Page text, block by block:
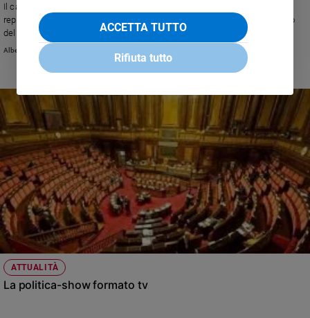
Il cardinale messo in discussione per le sue "aperture" puntualizza e
replica: "C'è chi vuole marcare in anticipo una linea rossa e farsi maestro
del Sinodo. Ma così diventa tutto una farsa. La discussione è molto più
ampia del tema divorziati e risposati".
Alberto Bobbio
ATTUALITÀ
La politica-show formato tv
ACCETTA TUTTO
Rifiuta tutto